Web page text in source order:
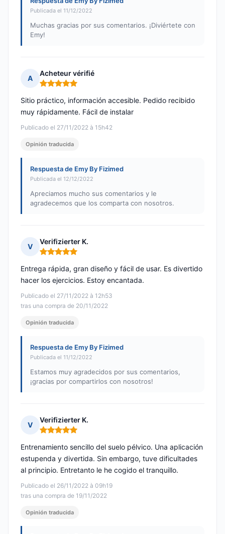
Publicada el 11/12/2022
Muchas gracias por sus comentarios. ¡Diviértete con
Emy!
A
Acheteur vérifié
Nota: 5 de 5
Publicado el 27/11/2022 à 15h42
Sitio práctico, información accesible. Pedido recibido
muy rápidamente. Fácil de instalar
Opinión traducida
Respuesta de Emy By Fizimed
Publicada el 12/12/2022
Apreciamos mucho sus comentarios y le
agradecemos que los comparta con nosotros.
V
Verifizierter K.
Nota: 5 de 5
Publicado el 27/11/2022 à 12h53
tras una compra de 20/11/2022
Entrega rápida, gran diseño y fácil de usar. Es divertido
hacer los ejercicios. Estoy encantada.
Opinión traducida
Respuesta de Emy By Fizimed
Publicada el 11/12/2022
Estamos muy agradecidos por sus comentarios,
¡gracias por compartirlos con nosotros!
V
Verifizierter K.
Nota: 5 de 5
Publicado el 26/11/2022 à 09h19
tras una compra de 19/11/2022
Entrenamiento sencillo del suelo pélvico. Una aplicación
estupenda y divertida. Sin embargo, tuve dificultades
al principio. Entretanto le he cogido el tranquillo.
Opinión traducida